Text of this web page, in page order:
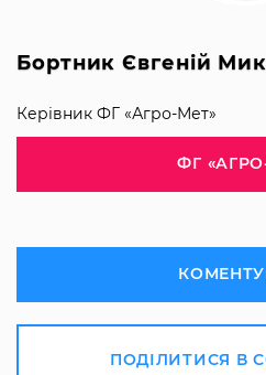
Бортник Євгеній
Керівник ФГ «Агро-Мет»
ФГ
ПОДІЛИТИСЯ В